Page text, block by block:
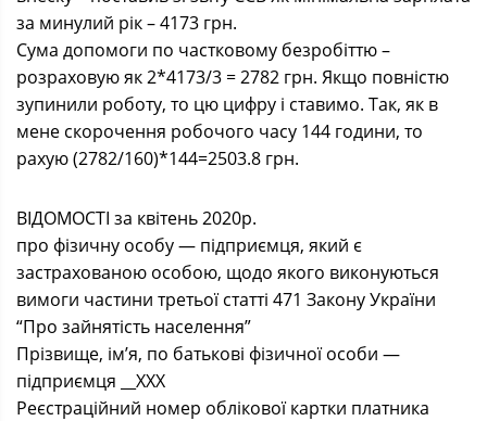
за минулий рік – 4173 грн.
Сума допомоги по частковому безробіттю –
розраховую як 2*4173/3 = 2782 грн. Якщо повністю
зупинили роботу, то цю цифру і ставимо. Так, як в
мене скорочення робочого часу 144 години, то
рахую (2782/160)*144=2503.8 грн.
ВІДОМОСТІ за квітень 2020р.
про фізичну особу — підприємця, який є
застрахованою особою, щодо якого виконуються
вимоги частини третьої статті 471 Закону України
“Про зайнятість населення”
Прізвище, ім’я, по батькові фізичної особи —
підприємця __ХХХ
Реєстраційний номер облікової картки платника